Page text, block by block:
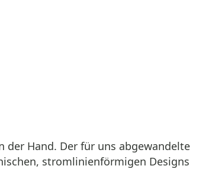
der Hand. Der für uns abgewandelte
stromlinienförmigen Designs